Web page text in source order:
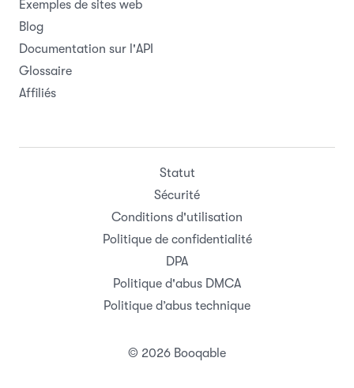
Exemples de sites web
Blog
Documentation sur l'API
Glossaire
Affiliés
© 2026 Booqable
Statut
Sécurité
Conditions d'utilisation
Politique de confidentialité
DPA
Politique d'abus DMCA
Politique d’abus technique